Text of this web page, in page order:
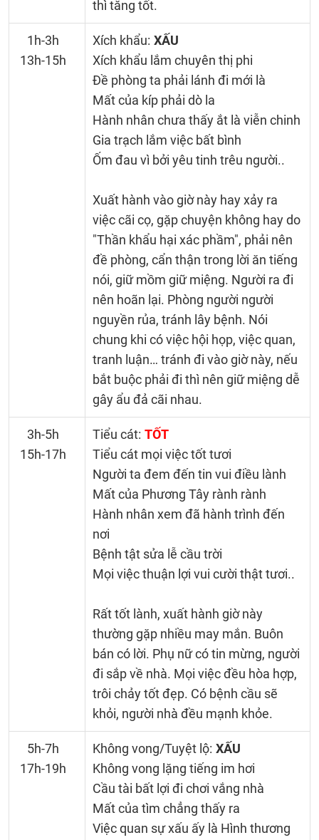
thì tăng tốt.
1h-3h
13h-15h
Xích khẩu: XẤU
Xích khẩu lắm chuyên thị phi
Đề phòng ta phải lánh đi mới là
Mất của kíp phải dò la
Hành nhân chưa thấy ắt là viễn chinh
Gia trạch lắm việc bất bình
Ốm đau vì bởi yêu tinh trêu người..
Xuất hành vào giờ này hay xảy ra
việc cãi cọ, gặp chuyện không hay do
"Thần khẩu hại xác phầm", phải nên
đề phòng, cẩn thận trong lời ăn tiếng
nói, giữ mồm giữ miệng. Người ra đi
nên hoãn lại. Phòng người người
nguyền rủa, tránh lây bệnh. Nói
chung khi có việc hội họp, việc quan,
tranh luận… tránh đi vào giờ này, nếu
bắt buộc phải đi thì nên giữ miệng dễ
gây ẩu đả cãi nhau.
3h-5h
15h-17h
Tiểu cát: TỐT
Tiểu cát mọi việc tốt tươi
Người ta đem đến tin vui điều lành
Mất của Phương Tây rành rành
Hành nhân xem đã hành trình đến
nơi
Bệnh tật sửa lễ cầu trời
Mọi việc thuận lợi vui cười thật tươi..
Rất tốt lành, xuất hành giờ này
thường gặp nhiều may mắn. Buôn
bán có lời. Phụ nữ có tin mừng, người
đi sắp về nhà. Mọi việc đều hòa hợp,
trôi chảy tốt đẹp. Có bệnh cầu sẽ
khỏi, người nhà đều mạnh khỏe.
5h-7h
17h-19h
Không vong/Tuyệt lộ: XẤU
Không vong lặng tiếng im hơi
Cầu tài bất lợi đi chơi vắng nhà
Mất của tìm chẳng thấy ra
Việc quan sự xấu ấy là Hình thương